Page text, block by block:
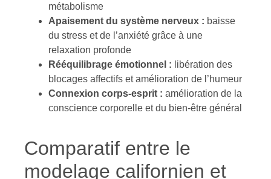
métabolisme
Apaisement du système nerveux : baisse
du stress et de l’anxiété grâce à une
relaxation profonde
Rééquilibrage émotionnel : libération des
blocages affectifs et amélioration de l’humeur
Connexion corps-esprit : amélioration de la
conscience corporelle et du bien-être général
Comparatif entre le
modelage californien et